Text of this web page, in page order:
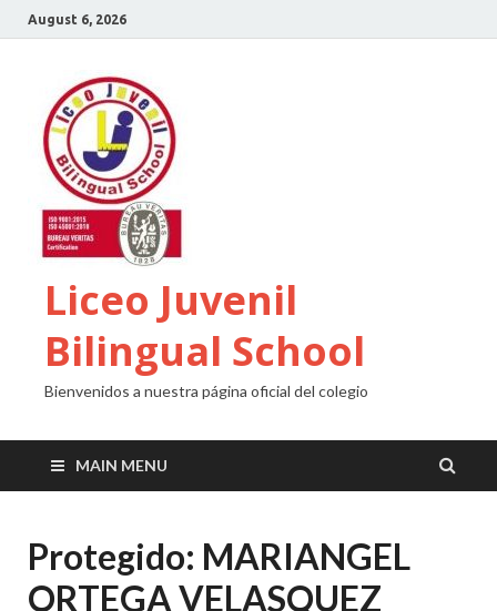
August 6, 2026
Liceo Juvenil
Bilingual School
Bienvenidos a nuestra página oficial del colegio
MAIN MENU
Protegido: MARIANGEL
ORTEGA VELASQUEZ